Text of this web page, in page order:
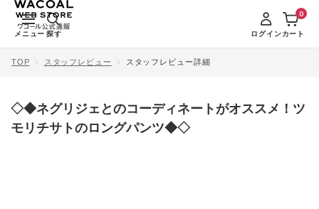
メニュー 探す ログインカート
0
TOP スタッフレビュー スタッフレビュー詳細
◇◆ネグリジェとのコーディネートがオススメ！ツ
モリチサトのロングパンツ◆◇